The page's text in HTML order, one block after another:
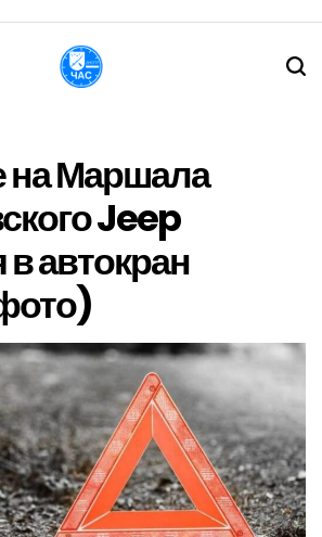
на Маршала
Jeep
автокран